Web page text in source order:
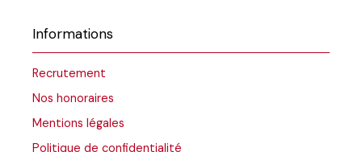
Informations
Recrutement
Nos honoraires
Mentions légales
Politique de confidentialité